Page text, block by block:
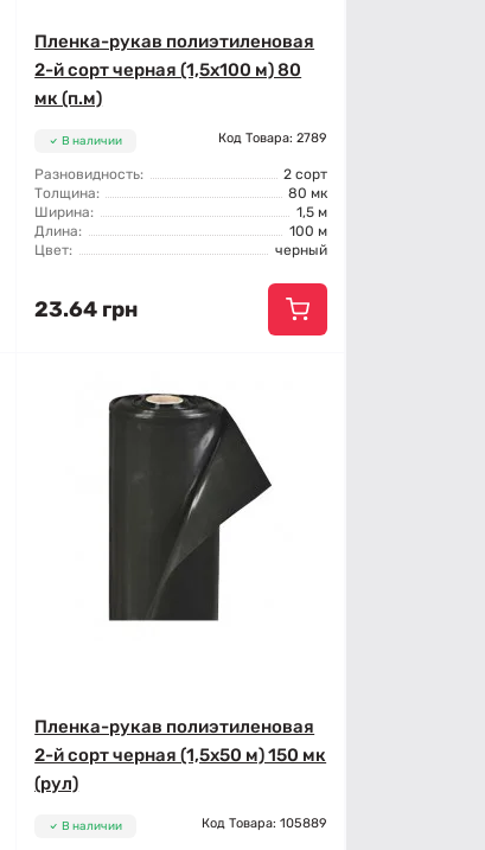
Пленка-рукав полиэтиленовая
2-й сорт черная (1,5x100 м) 80
мк (п.м)
В наличии Код Товара: 2789
Разновидность:
2 сорт
Толщина:
80 мк
Ширина:
1,5 м
Длина:
100 м
Цвет:
черный
23.64 грн
Пленка-рукав полиэтиленовая
2-й сорт черная (1,5x50 м) 150 мк
(рул)
В наличии Код Товара: 105889